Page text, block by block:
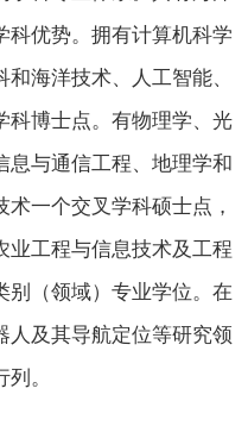
科优势。拥有计算机科学
海洋技术、人工智能、
科博士点。有物理学、光
息与通信工程、地理学和
一个交叉学科硕士点，
业工程与信息技术及工程
别（领域）专业学位。在
人及其导航定位等研究领
。